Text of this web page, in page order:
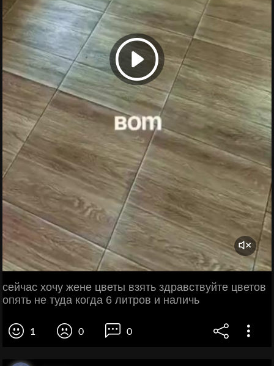
сейчас хочу жене цветы взять здравствуйте цветов
опять не туда когда 6 литров и наличь
1 0 0